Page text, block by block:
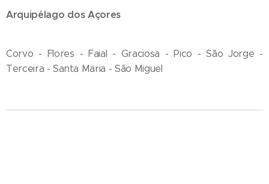
Arquipélago dos Açores
Corvo - Flores - Faial - Graciosa - Pico - São Jorge -
Terceira - Santa Maria - São Miguel